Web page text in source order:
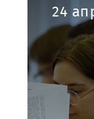
24